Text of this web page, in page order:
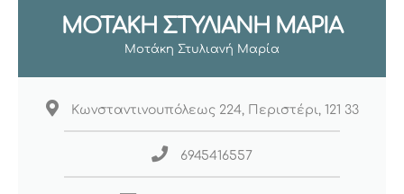
ΜΟΤΆΚΗ ΣΤΥΛΙΑΝΉ ΜΑΡΊΑ
Μοτάκη Στυλιανή Μαρία
Κωνσταντινουπόλεως 224, Περιστέρι, 121 33
6945416557